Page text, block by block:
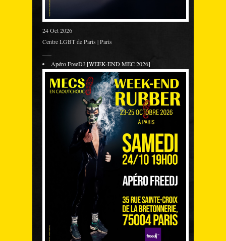
24 Oct 2026
Centre LGBT de Paris | Paris
Apéro FreeDJ [WEEK-END MEC 2026]